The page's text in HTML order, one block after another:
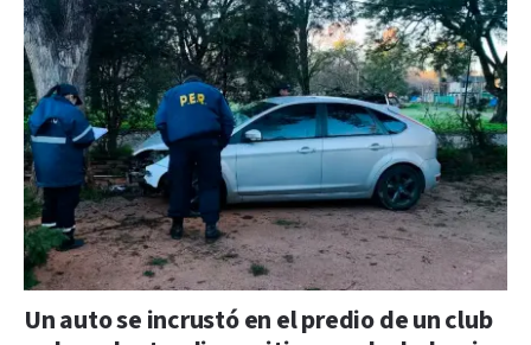
Un auto se incrustó en el predio de un club